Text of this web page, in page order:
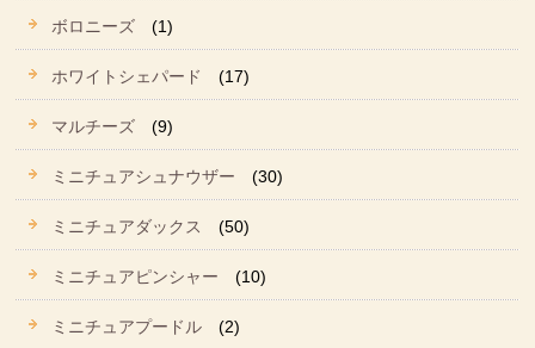
ボロニーズ (1)
ホワイトシェパード (17)
マルチーズ (9)
ミニチュアシュナウザー (30)
ミニチュアダックス (50)
ミニチュアピンシャー (10)
ミニチュアプードル (2)